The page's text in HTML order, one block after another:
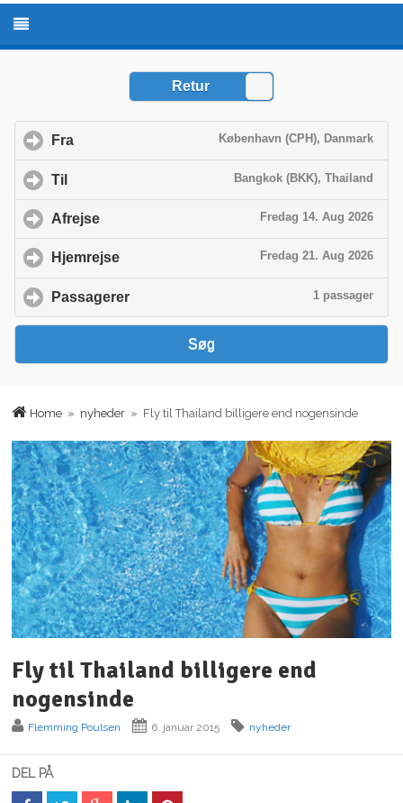
Home » nyheder » Fly til Thailand billigere end nogensinde
Fly til Thailand billigere end
nogensinde
Flemming Poulsen 6. januar 2015 nyheder
DEL PÅ